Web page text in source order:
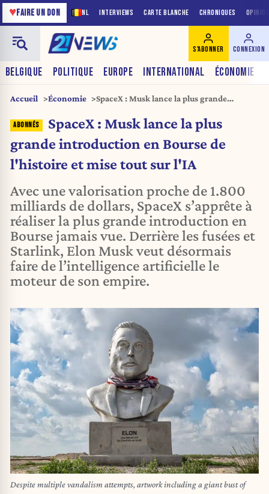
NL INTERVIEWS CARTE BLANCHE CHRONIQUES
♥FAIRE UN DON
BELGIQUE POLITIQUE EUROPE INTERNATIONAL ÉCONOMIE
S'ABONNER CONNEXION
Accueil Économie
SpaceX : Musk lance la plus grande
mise tout sur l'IA
SpaceX : Musk lance la plus
grande introduction en Bourse de
l'histoire et mise tout sur l'IA
Avec une valorisation proche de 1.800
milliards de dollars, SpaceX s’apprête à
réaliser la plus grande introduction en
Bourse jamais vue. Derrière les fusées et
Starlink, Elon Musk veut désormais
faire de l’intelligence artificielle le
moteur de son empire.
Despite multiple vandalism attempts, artwork including a giant bust of